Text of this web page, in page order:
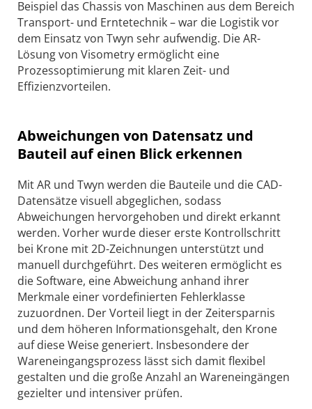
Beispiel das Chassis von Maschinen aus dem Bereich
Transport- und Erntetechnik – war die Logistik vor
dem Einsatz von Twyn sehr aufwendig. Die AR-
Lösung von Visometry ermöglicht eine
Prozessoptimierung mit klaren Zeit- und
Effizienzvorteilen.
Abweichungen von Datensatz und
Bauteil auf einen Blick erkennen
Mit AR und Twyn werden die Bauteile und die CAD-
Datensätze visuell abgeglichen, sodass
Abweichungen hervorgehoben und direkt erkannt
werden. Vorher wurde dieser erste Kontrollschritt
bei Krone mit 2D-Zeichnungen unterstützt und
manuell durchgeführt. Des weiteren ermöglicht es
die Software, eine Abweichung anhand ihrer
Merkmale einer vordefinierten Fehlerklasse
zuzuordnen. Der Vorteil liegt in der Zeit­ersparnis
und dem höheren Informationsgehalt, den Krone
auf diese Weise generiert. Insbesondere der
Wareneingangsprozess lässt sich damit flexibel
gestalten und die große Anzahl an Wareneingängen
gezielter und intensiver prüfen.